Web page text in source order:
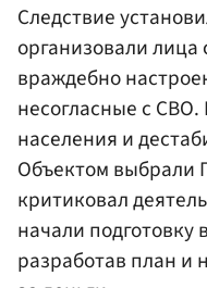
Следствие
организовали
враждебно
несогласные с
населения и
Объектом выбрали
критиковал
начали подготовку
разработав план и